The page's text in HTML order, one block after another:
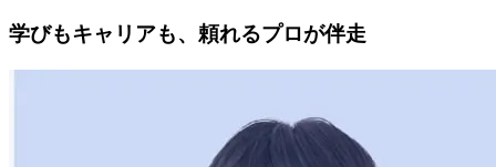
学びもキャリアも、 頼れるプロが伴走